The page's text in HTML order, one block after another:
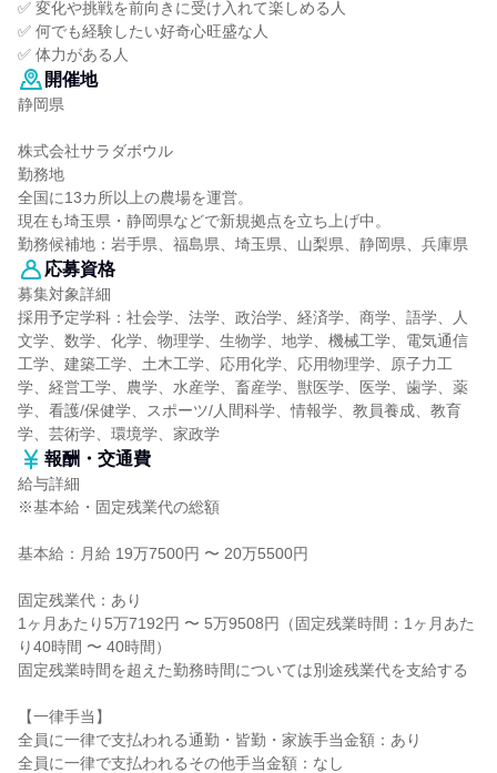
✅ 変化や挑戦を前向きに受け入れて楽しめる人
✅ 何でも経験したい好奇心旺盛な人
✅ 体力がある人
開催地
静岡県
株式会社サラダボウル
勤務地
全国に13カ所以上の農場を運営。
現在も埼玉県・静岡県などで新規拠点を立ち上げ中。
勤務候補地：岩手県、福島県、埼玉県、山梨県、静岡県、兵庫県
応募資格
募集対象詳細
採用予定学科：社会学、法学、政治学、経済学、商学、語学、人
文学、数学、化学、物理学、生物学、地学、機械工学、電気通信
工学、建築工学、土木工学、応用化学、応用物理学、原子力工
学、経営工学、農学、水産学、畜産学、獣医学、医学、歯学、薬
学、看護/保健学、スポーツ/人間科学、情報学、教員養成、教育
学、芸術学、環境学、家政学
報酬・交通費
給与詳細
※基本給・固定残業代の総額
基本給：月給 19万7500円 〜 20万5500円
固定残業代：あり
1ヶ月あたり5万7192円 〜 5万9508円（固定残業時間：1ヶ月あた
り40時間 〜 40時間）
固定残業時間を超えた勤務時間については別途残業代を支給する
【一律手当】
全員に一律で支払われる通勤・皆勤・家族手当金額：あり
全員に一律で支払われるその他手当金額：なし